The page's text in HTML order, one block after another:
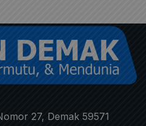
27, Demak 59571